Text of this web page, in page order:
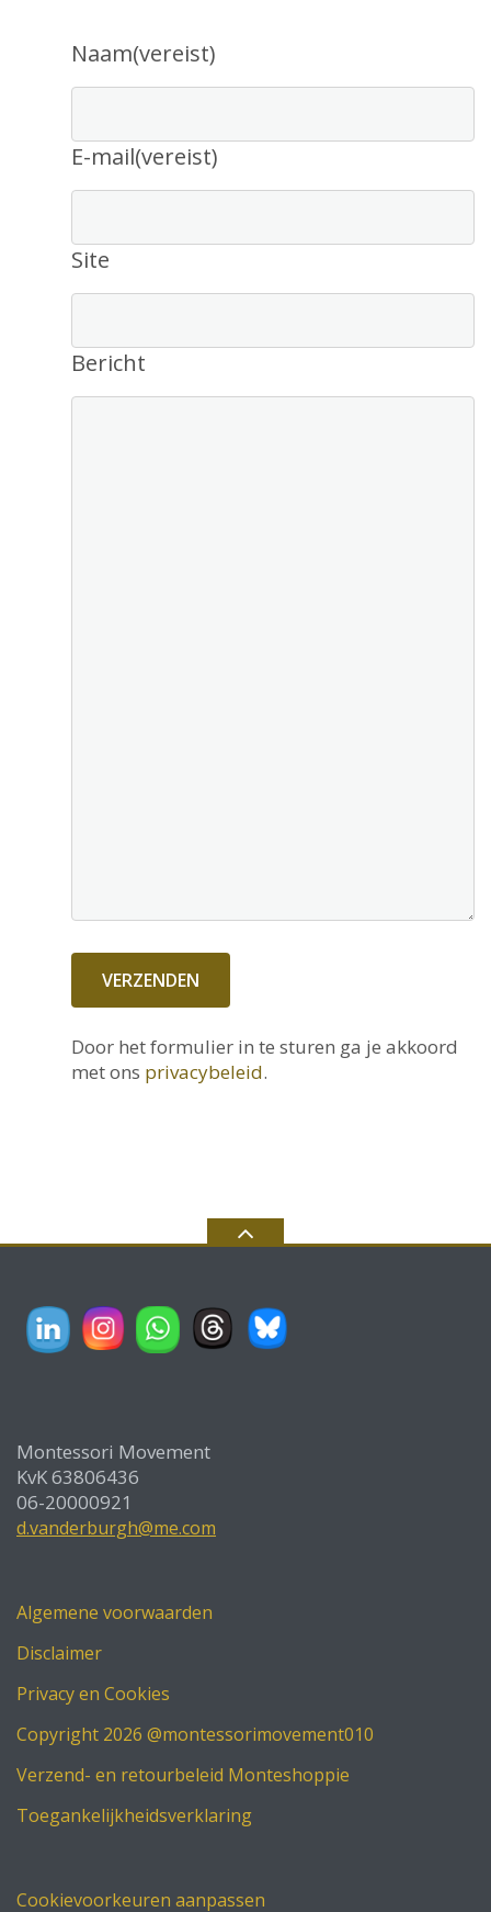
Naam(vereist)
E-mail(vereist)
Site
Bericht
VERZENDEN
Door het formulier in te sturen ga je akkoord
met ons privacybeleid.
Montessori Movement
KvK 63806436
06-20000921
d.vanderburgh@me.com
Algemene voorwaarden
Disclaimer
Privacy en Cookies
Copyright 2026 @montessorimovement010
Verzend- en retourbeleid Monteshoppie
Toegankelijkheidsverklaring
Cookievoorkeuren aanpassen